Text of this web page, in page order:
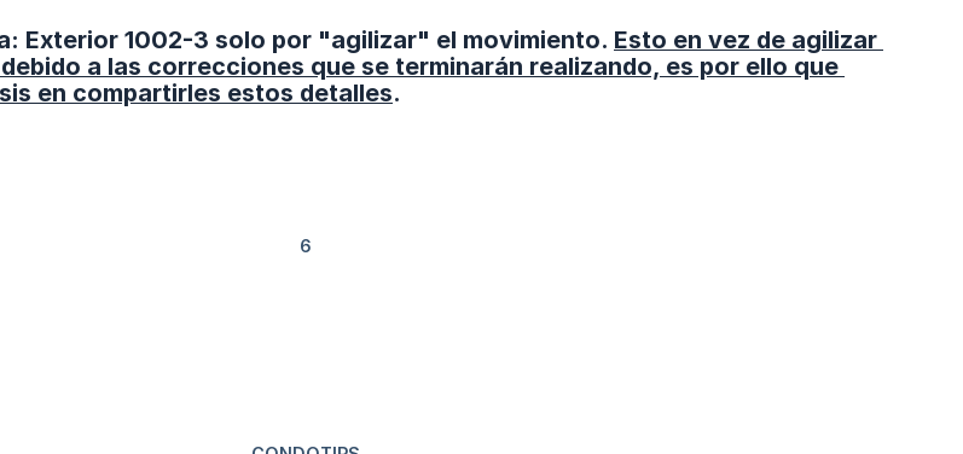
Exterior 1002-3 solo por "agilizar" el movimiento. Esto en vez de agilizar
a las correcciones que se terminarán realizando, es por ello que
en compartirles estos detalles.